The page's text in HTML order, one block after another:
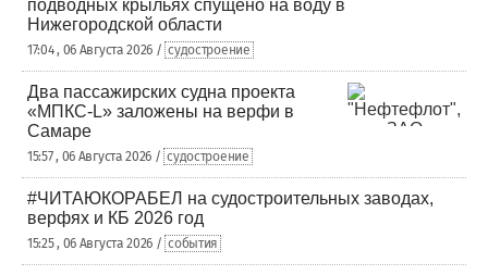
подводных крыльях спущено на воду в
Нижегородской области
17:04 , 06 Августа 2026 / судостроение
Два пассажирских судна проекта
«МПКС-L» заложены на верфи в
Самаре
15:57 , 06 Августа 2026 / судостроение
#ЧИТАЮКОРАБЕЛ на судостроительных заводах,
верфях и КБ 2026 год
15:25 , 06 Августа 2026 / события